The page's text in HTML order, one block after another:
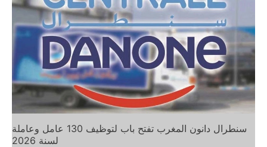
سنطرال دانون المغرب تفتح باب لتوظيف 130 عامل وعاملة
لسنة 2026